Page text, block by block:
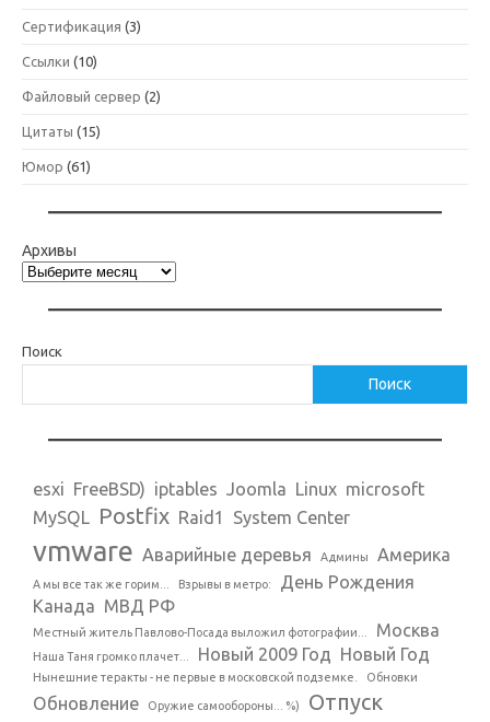
Сертификация (3)
Ссылки (10)
Файловый сервер (2)
Цитаты (15)
Юмор (61)
Архивы
Поиск
Поиск
esxi FreeBSD) iptables Joomla Linux microsoft
MySQL Postfix Raid1 System Center
vmware Аварийные деревья Админы Америка
А мы все так же горим... Взрывы в метро:
День Рождения
Канада МВД РФ
Местный житель Павлово-Посада выложил фотографии... Москва
Наша Таня громко плачет... Новый 2009 Год Новый Год
Нынешние теракты - не первые в московской подземке. Обновки
Обновление Оружие самообороны... %) Отпуск